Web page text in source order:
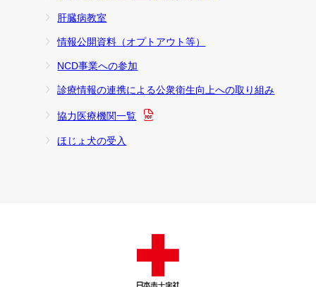
肝臓病教室
情報公開資料（オプトアウト等）
NCD事業への参加
診療情報の連携による公衆衛生向上への取り組み
協力医療機関一覧
ほじょ犬の受入